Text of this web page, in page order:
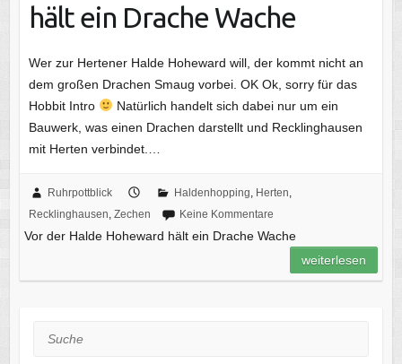
hält ein Drache Wache
Wer zur Hertener Halde Hoheward will, der kommt nicht an
dem großen Drachen Smaug vorbei. OK Ok, sorry für das
Hobbit Intro
Natürlich handelt sich dabei nur um ein
Bauwerk, was einen Drachen darstellt und Recklinghausen
mit Herten verbindet.…
Ruhrpottblick Haldenhopping Herten
Recklinghausen Zechen Keine Kommentare
Vor der Halde Hoheward hält ein Drache Wache
weiterlesen
Suche